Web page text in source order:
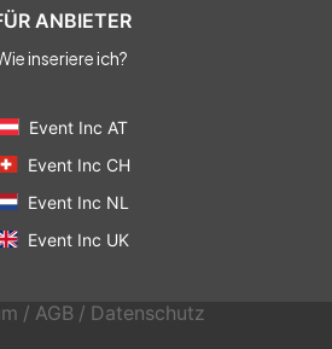
ANBIETER
inseriere ich?
Event Inc AT
Event Inc CH
Event Inc NL
Event Inc UK
/ AGB / Datenschutz